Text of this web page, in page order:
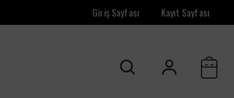
Giriş Sayfası Kayıt Sayfası